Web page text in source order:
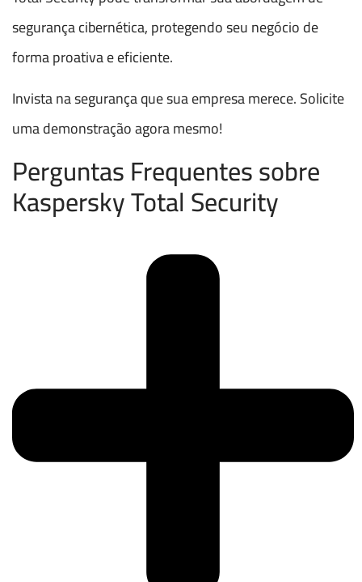
segurança cibernética, protegendo seu negócio de
forma proativa e eficiente.
Invista na segurança que sua empresa merece. Solicite
uma demonstração agora mesmo!
Perguntas Frequentes sobre
Kaspersky Total Security